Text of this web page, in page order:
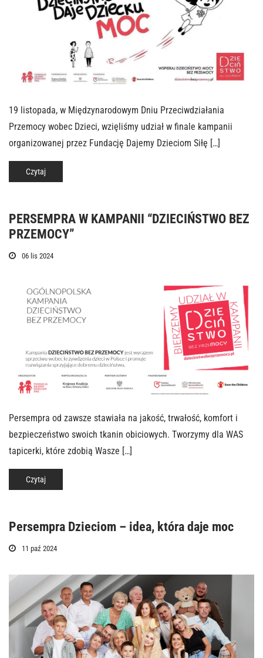
19 listopada, w Międzynarodowym Dniu Przeciwdziałania
Przemocy wobec Dzieci, wzięliśmy udział w finale kampanii
organizowanej przez Fundację Dajemy Dzieciom Siłę […]
Czytaj
PERSEMPRA W KAMPANII “DZIECIŃSTWO BEZ
PRZEMOCY”
06 lis 2024
Persempra od zawsze stawiała na jakość, trwałość, komfort i
bezpieczeństwo swoich tkanin obiciowych. Tworzymy dla WAS
tapicerki, które zdobią Wasze […]
Czytaj
Persempra Dzieciom – idea, która daje moc
11 paź 2024